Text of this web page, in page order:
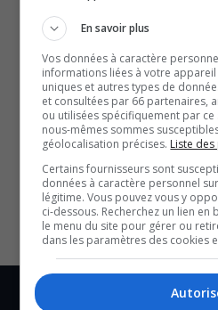
au Centre Slush Puppie.
La première journée du mois
bel avant goût de l’été et la
aussi estivale.
SOUTENIR NOS MÉDIAS,
CULTURE ET
En savoir plus
Vos données à caractère
informations liées à votre
uniques et autres types de
et consultées par 66 partenaires,
ou utilisées spécifiquement par
nous-mêmes sommes
géolocalisation précises. Liste
Certains fournisseurs sont
données à caractère personnel
légitime. Vous pouvez vous y
ci-dessous. Recherchez un lien
le menu du site pour gérer ou
dans les paramètres des cookies